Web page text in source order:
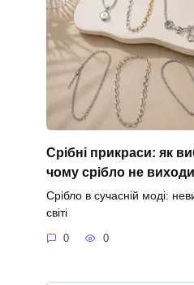
Срібні прикраси: як
чому срібло не
Срібло в сучасній моді:
світі
0 0